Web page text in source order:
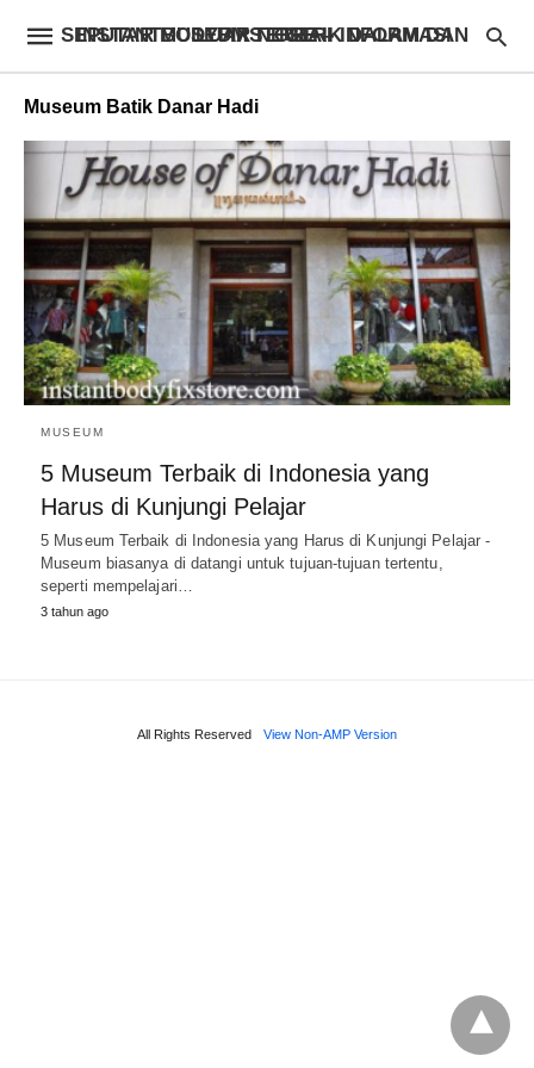
INSTANTBODYFIXSTORE – INFORMASI SEPUTAR MUSEUM TERBAIK DALAM DAN LUAR NEGERI
Museum Batik Danar Hadi
MUSEUM
5 Museum Terbaik di Indonesia yang
Harus di Kunjungi Pelajar
5 Museum Terbaik di Indonesia yang Harus di Kunjungi Pelajar -
Museum biasanya di datangi untuk tujuan-tujuan tertentu,
seperti mempelajari…
3 tahun ago
All Rights Reserved View Non-AMP Version